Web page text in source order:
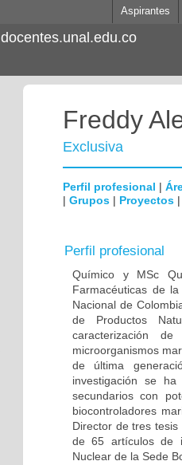
Aspirantes
docentes.unal.edu.co
Freddy
Exclusiva
Perfil profesional |
| Grupos | Proyectos
Perfil profesional
Químico y MSc
Farmacéuticas de
Nacional de
de Productos
caracterización
microorganismos
de última
investigación se
secundarios con
biocontroladores
Director de tres
de 65 artículos de
Nuclear de la Sede